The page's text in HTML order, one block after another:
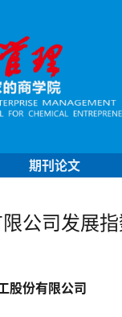
期刊论文
公司发展
股份有限公司